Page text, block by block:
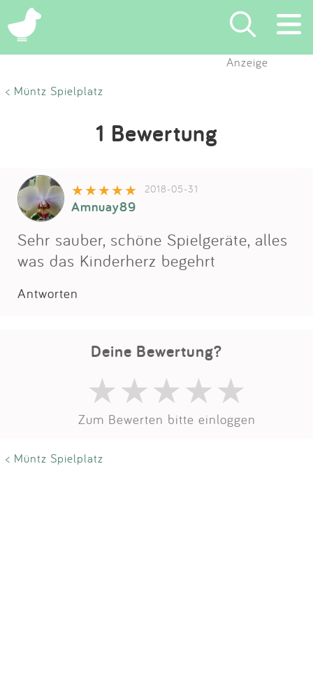
Eintragen
Partner
Kontakt
Anzeige
< Müntz Spielplatz
1 Bewertung
2018-05-31
Amnuay89
Sehr sauber, schöne Spielgeräte, alles
was das Kinderherz begehrt
Antworten
Deine Bewertung?
Zum Bewerten bitte einloggen
< Müntz Spielplatz